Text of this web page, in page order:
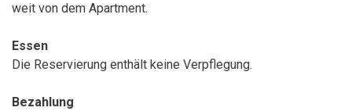
weit von dem Apartment.
Essen
Die Reservierung enthält keine Verpflegung.
Bezahlung